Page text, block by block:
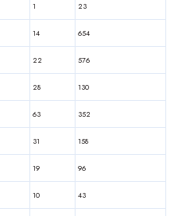
1 23
14 654
22 576
28 130
63 352
31 158
19 96
10 43